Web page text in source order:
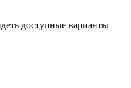
доступные варианты